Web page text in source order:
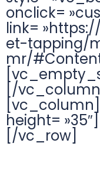
onclick=
link=
et-tapping/
mr/
[/
height=
[/vc_row]